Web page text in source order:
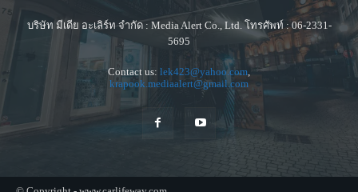
บริษัท มีเดีย อะเลิร์ท จำกัด : Media Alert Co., Ltd. โทรศัพท์ : 06-2331-
5695
Contact us: lek423@yahoo.com,
krapook.mediaalert@gmail.com